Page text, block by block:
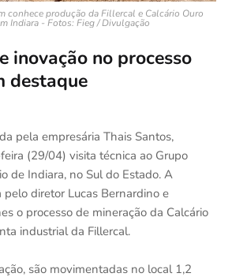
conhece produção da Fillercal e Calcário Ouro
Indiara - Fotos: Fieg / Divulgação
inovação no processo
destaque
pela empresária Thais Santos,
(29/04) visita técnica ao Grupo
de Indiara, no Sul do Estado. A
diretor Lucas Bernardino e
o processo de mineração da Calcário
industrial da Fillercal.
são movimentadas no local 1,2